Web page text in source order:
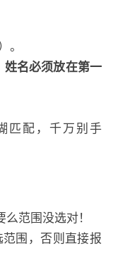
。
姓名必须放在第一
匹配，千万别手
范围没选对！
围，否则直接报